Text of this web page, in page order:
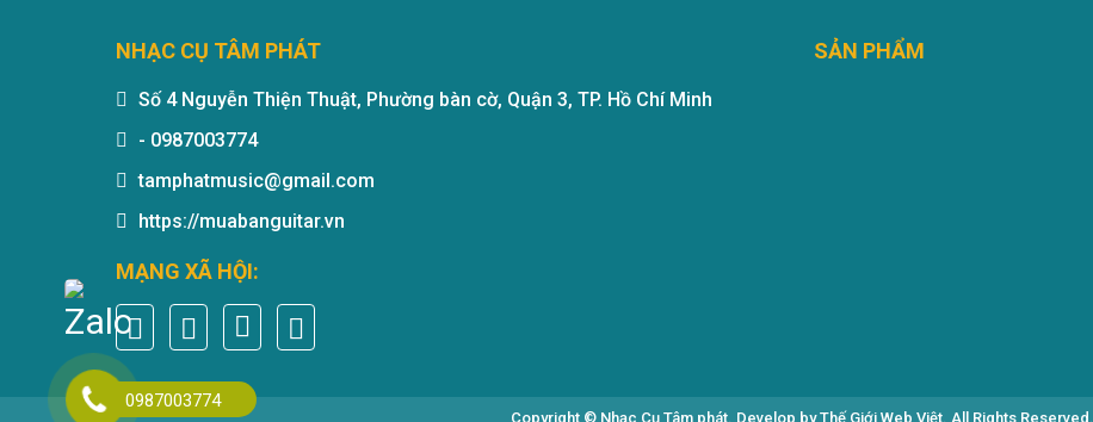
NHẠC CỤ TÂM PHÁT
Số 4 Nguyễn Thiện Thuật, Phường bàn cờ, Quận 3, TP. Hồ Chí Minh
- 0987003774
tamphatmusic@gmail.com
https://muabanguitar.vn
MẠNG XÃ HỘI:
SẢN PHẨM
Copyright © Nhạc Cụ Tâm phát. Develop by Thế Giới Web Việt. All Rights Reserved.
0987003774